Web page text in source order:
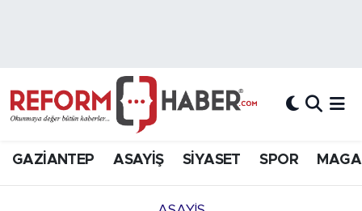
GAZİANTEP ASAYİŞ SİYASET SPOR
Hava Durumu
Süper Lig Puan Durumu ve Fikstür